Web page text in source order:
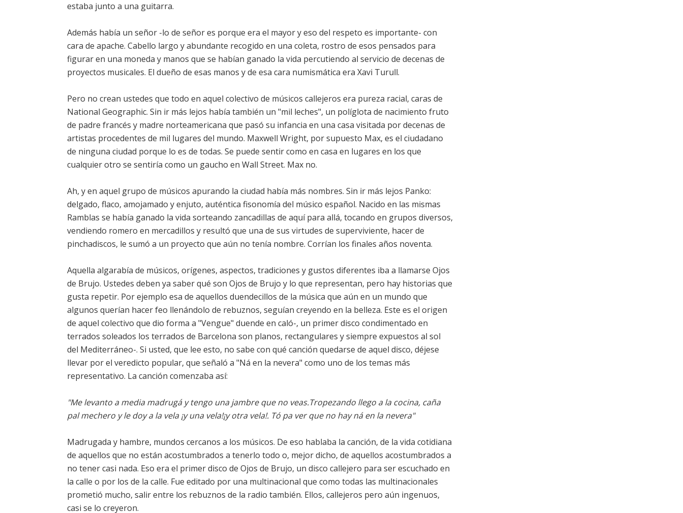
estaba junto a una guitarra.
Además había un señor -lo de señor es porque era el mayor y eso del respeto es importante- con
cara de apache. Cabello largo y abundante recogido en una coleta, rostro de esos pensados para
figurar en una moneda y manos que se habían ganado la vida percutiendo al servicio de decenas de
proyectos musicales. El dueño de esas manos y de esa cara numismática era Xavi Turull.
Pero no crean ustedes que todo en aquel colectivo de músicos callejeros era pureza racial, caras de
National Geographic. Sin ir más lejos había también un "mil leches", un políglota de nacimiento fruto
de padre francés y madre norteamericana que pasó su infancia en una casa visitada por decenas de
artistas procedentes de mil lugares del mundo. Maxwell Wright, por supuesto Max, es el ciudadano
de ninguna ciudad porque lo es de todas. Se puede sentir como en casa en lugares en los que
cualquier otro se sentiría como un gaucho en Wall Street. Max no.
Ah, y en aquel grupo de músicos apurando la ciudad había más nombres. Sin ir más lejos Panko:
delgado, flaco, amojamado y enjuto, auténtica fisonomía del músico español. Nacido en las mismas
Ramblas se había ganado la vida sorteando zancadillas de aquí para allá, tocando en grupos diversos,
vendiendo romero en mercadillos y resultó que una de sus virtudes de superviviente, hacer de
pinchadiscos, le sumó a un proyecto que aún no tenía nombre. Corrían los finales años noventa.
Aquella algarabía de músicos, orígenes, aspectos, tradiciones y gustos diferentes iba a llamarse Ojos
de Brujo. Ustedes deben ya saber qué son Ojos de Brujo y lo que representan, pero hay historias que
gusta repetir. Por ejemplo esa de aquellos duendecillos de la música que aún en un mundo que
algunos querían hacer feo llenándolo de rebuznos, seguían creyendo en la belleza. Este es el origen
de aquel colectivo que dio forma a "Vengue" duende en caló-, un primer disco condimentado en
terrados soleados los terrados de Barcelona son planos, rectangulares y siempre expuestos al sol
del Mediterráneo-. Si usted, que lee esto, no sabe con qué canción quedarse de aquel disco, déjese
llevar por el veredicto popular, que señaló a "Ná en la nevera" como uno de los temas más
representativo. La canción comenzaba así:
"Me levanto a media madrugá y tengo una jambre que no veas.Tropezando llego a la cocina, caña
pal mechero y le doy a la vela ¡y una vela!¡y otra vela!. Tó pa ver que no hay ná en la nevera"
Madrugada y hambre, mundos cercanos a los músicos. De eso hablaba la canción, de la vida cotidiana
de aquellos que no están acostumbrados a tenerlo todo o, mejor dicho, de aquellos acostumbrados a
no tener casi nada. Eso era el primer disco de Ojos de Brujo, un disco callejero para ser escuchado en
la calle o por los de la calle. Fue editado por una multinacional que como todas las multinacionales
prometió mucho, salir entre los rebuznos de la radio también. Ellos, callejeros pero aún ingenuos,
casi se lo creyeron.